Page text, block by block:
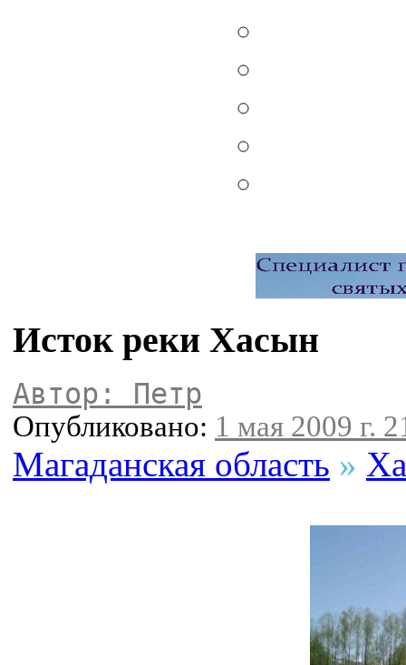
Исток реки Хасын
Автор: Петр
Опубликовано: 1 мая 2009 г.
Магаданская область »